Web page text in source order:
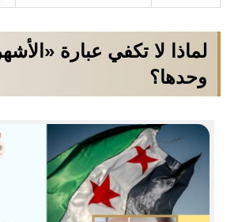
لماذا لا تكفي عبارة
وحدها؟